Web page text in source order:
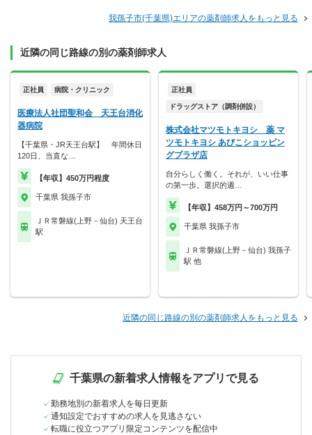
我孫子市(千葉県)エリアの薬剤師求人をもっと見る
近隣の同じ路線の別の薬剤師求人
正社員 病院・クリニック
医療法人社団聖和会 天王台消化
器病院
【千葉県・JR天王台駅】 年間休日
120日、当直な…
【年収】450万円程度
千葉県 我孫子市
ＪＲ常磐線(上野－仙台) 天王台
駅
正社員
ドラッグストア（調剤併設）
株式会社マツモトキヨシ 薬 マ
ツモトキヨシ あびこショッピン
グプラザ店
自分らしく働く。それが、いい仕事
の第一歩。選択的週…
【年収】458万円～700万円
千葉県 我孫子市
ＪＲ常磐線(上野－仙台) 我孫子
駅 他
近隣の同じ路線の別の薬剤師求人をもっと見る
千葉県の新着求人情報をアプリで見る
勤務地別の新着求人を毎日更新
通知設定でおすすめの求人を見逃さない
転職に役立つアプリ限定コンテンツを配信中